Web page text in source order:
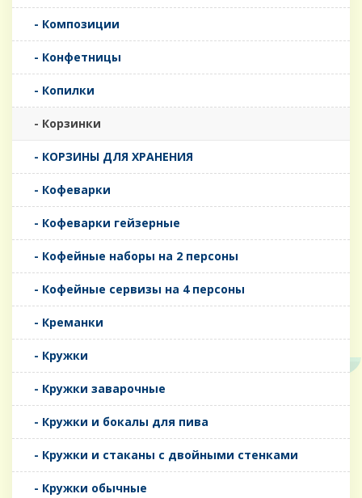
- Композиции
- Конфетницы
- Копилки
- Корзинки
- КОРЗИНЫ ДЛЯ ХРАНЕНИЯ
- Кофеварки
- Кофеварки гейзерные
- Кофейные наборы на 2 персоны
- Кофейные сервизы на 4 персоны
- Креманки
- Кружки
- Кружки заварочные
- Кружки и бокалы для пива
- Кружки и стаканы с двойными стенками
- Кружки обычные